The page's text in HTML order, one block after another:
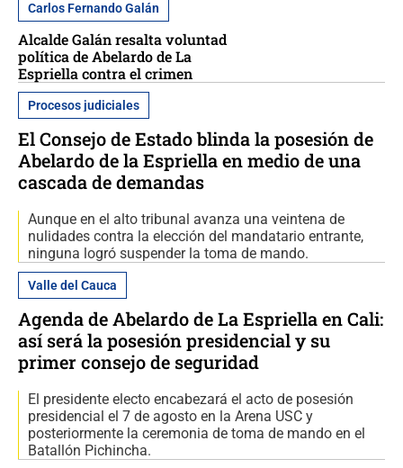
Carlos Fernando Galán
Alcalde Galán resalta voluntad
política de Abelardo de La
Espriella contra el crimen
Procesos judiciales
El Consejo de Estado blinda la posesión de
Abelardo de la Espriella en medio de una
cascada de demandas
Aunque en el alto tribunal avanza una veintena de
nulidades contra la elección del mandatario entrante,
ninguna logró suspender la toma de mando.
Valle del Cauca
Agenda de Abelardo de La Espriella en Cali:
así será la posesión presidencial y su
primer consejo de seguridad
El presidente electo encabezará el acto de posesión
presidencial el 7 de agosto en la Arena USC y
posteriormente la ceremonia de toma de mando en el
Batallón Pichincha.